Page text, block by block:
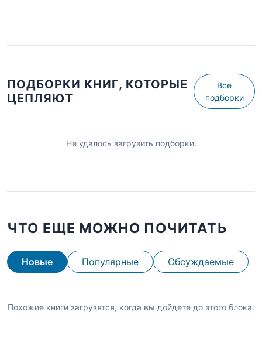
ПОДБОРКИ КНИГ, КОТОРЫЕ
ЦЕПЛЯЮТ
Все
подборки
Не удалось загрузить подборки.
ЧТО ЕЩЕ МОЖНО ПОЧИТАТЬ
Новые Популярные Обсуждаемые
Похожие книги загрузятся, когда вы дойдете до этого блока.